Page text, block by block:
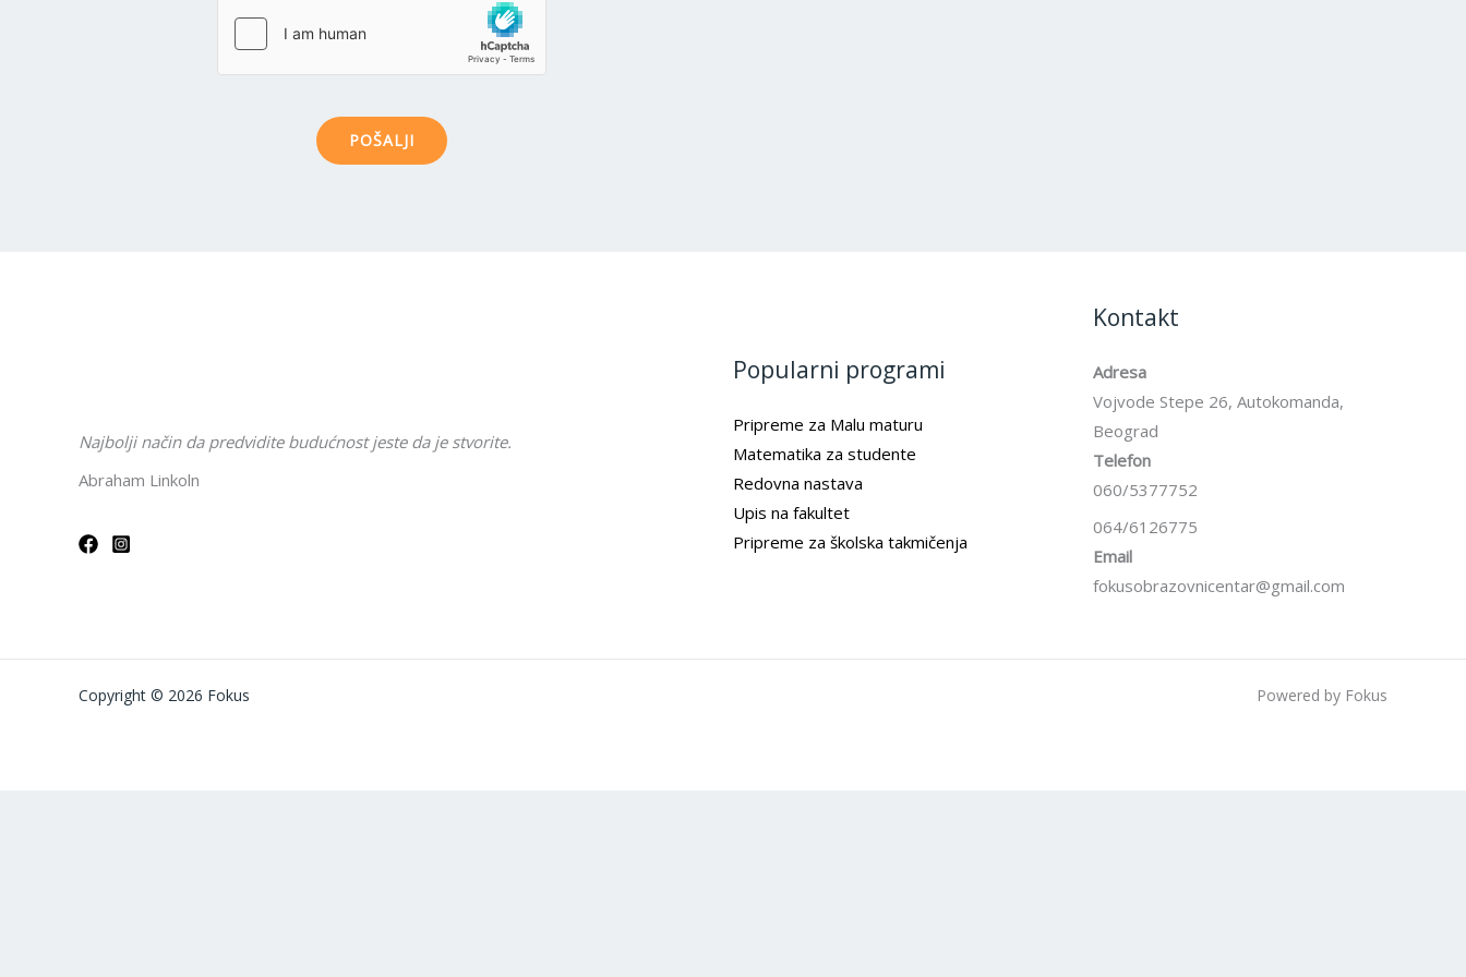
POŠALJI
Najbolji način da predvidite budućnost jeste da je stvorite.
Abraham Linkoln
Popularni programi
Pripreme za Malu maturu
Matematika za studente
Redovna nastava
Upis na fakultet
Pripreme za školska takmičenja
Kontakt
Adresa
Vojvode Stepe 26, Autokomanda,
Beograd
Telefon
060/5377752
064/6126775
Email
fokusobrazovnicentar@gmail.com
Copyright © 2026 Fokus Powered by Fokus